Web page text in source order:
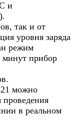
и
так и от
уровня заряда
режим
минут прибор
можно
проведения
в реальном